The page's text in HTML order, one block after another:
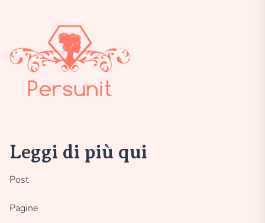
Leggi di più qui
Post
Pagine